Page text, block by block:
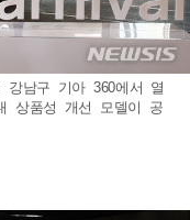
남구 기아 360에서 열
상품성 개선 모델이 공